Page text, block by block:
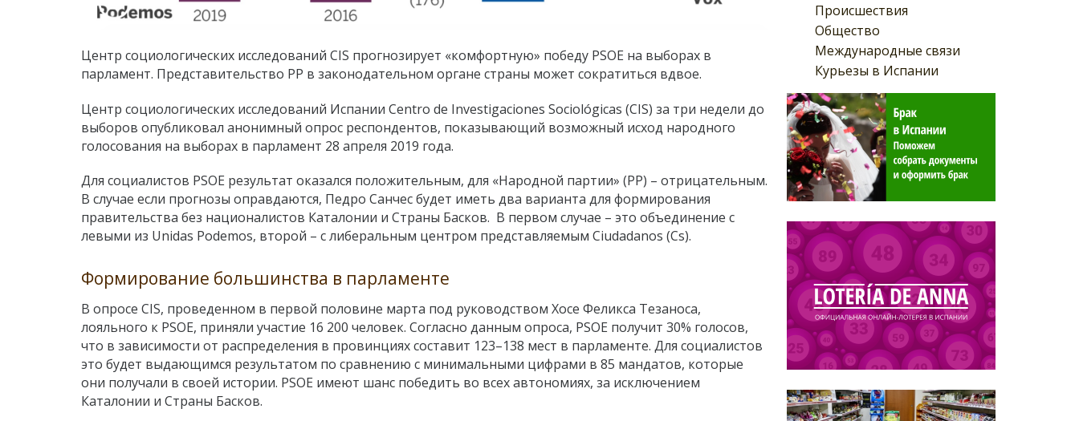
Происшествия
Общество
Международные связи
Курьезы в Испании
Центр социологических исследований CIS прогнозирует «комфортную» победу PSOE на выборах в
парламент. Представительство PP в законодательном органе страны может сократиться вдвое.
Центр социологических исследований Испании Centro de Investigaciones Sociológicas (CIS) за три недели до
выборов опубликовал анонимный опрос респондентов, показывающий возможный исход народного
голосования на выборах в парламент 28 апреля 2019 года.
Для социалистов PSOE результат оказался положительным, для «Народной партии» (PP) – отрицательным.
В случае если прогнозы оправдаются, Педро Санчес будет иметь два варианта для формирования
правительства без националистов Каталонии и Страны Басков. В первом случае – это объединение с
левыми из Unidas Podemos, второй – с либеральным центром представляемым Ciudadanos (Cs).
Формирование большинства в парламенте
В опросе CIS, проведенном в первой половине марта под руководством Хосе Феликса Тезаноса,
лояльного к PSOE, приняли участие 16 200 человек. Согласно данным опроса, PSOE получит 30% голосов,
что в зависимости от распределения в провинциях составит 123–138 мест в парламенте. Для социалистов
это будет выдающимся результатом по сравнению с минимальными цифрами в 85 мандатов, которые
они получали в своей истории. PSOE имеют шанс победить во всех автономиях, за исключением
Каталонии и Страны Басков.